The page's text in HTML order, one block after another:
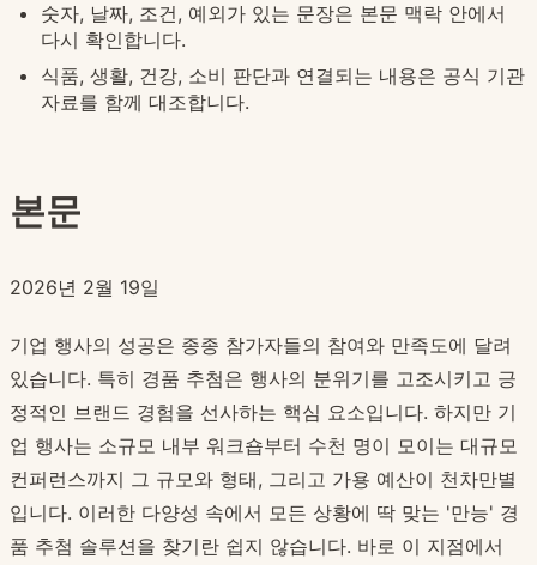
숫자, 날짜, 조건, 예외가 있는 문장은 본문 맥락 안에서
다시 확인합니다.
식품, 생활, 건강, 소비 판단과 연결되는 내용은 공식 기관
자료를 함께 대조합니다.
본문
2026년 2월 19일
기업 행사의 성공은 종종 참가자들의 참여와 만족도에 달려
있습니다. 특히 경품 추첨은 행사의 분위기를 고조시키고 긍
정적인 브랜드 경험을 선사하는 핵심 요소입니다. 하지만 기
업 행사는 소규모 내부 워크숍부터 수천 명이 모이는 대규모
컨퍼런스까지 그 규모와 형태, 그리고 가용 예산이 천차만별
입니다. 이러한 다양성 속에서 모든 상황에 딱 맞는 '만능' 경
품 추첨 솔루션을 찾기란 쉽지 않습니다. 바로 이 지점에서